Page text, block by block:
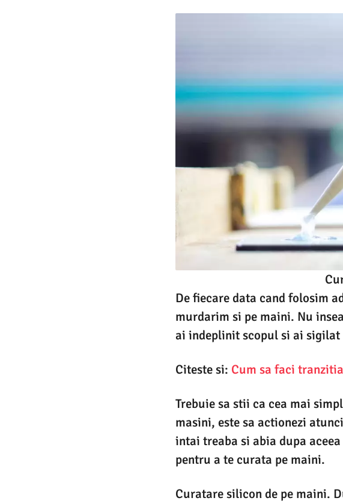
De fiecare data cand folosim
murdarim si pe maini. Nu
ai indeplinit scopul si ai
Citeste si: Cum sa faci
Trebuie sa stii ca cea mai
masini, este sa actionezi
intai treaba si abia dupa
pentru a te curata pe maini.
Curatare silicon de pe maini.